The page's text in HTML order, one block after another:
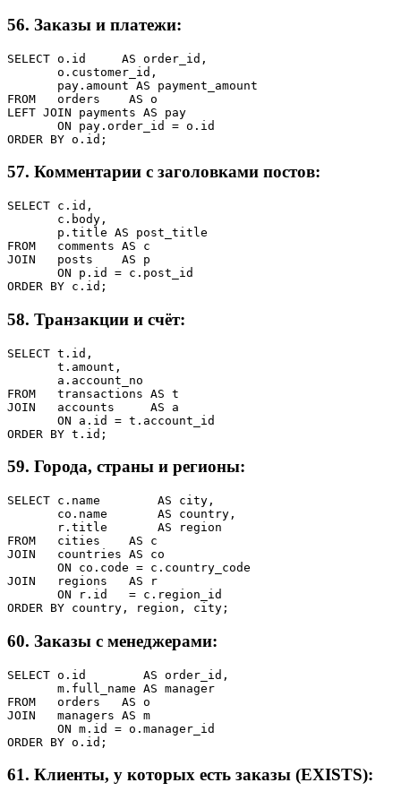
56. Заказы и платежи:
SELECT o.id     AS order_id,
       o.customer_id,
       pay.amount AS payment_amount
FROM   orders    AS o
LEFT JOIN payments AS pay
       ON pay.order_id = o.id
ORDER BY o.id;
57. Комментарии с заголовками постов:
SELECT c.id,
       c.body,
       p.title AS post_title
FROM   comments AS c
JOIN   posts    AS p
       ON p.id = c.post_id
ORDER BY c.id;
58. Транзакции и счёт:
SELECT t.id,
       t.amount,
       a.account_no
FROM   transactions AS t
JOIN   accounts     AS a
       ON a.id = t.account_id
ORDER BY t.id;
59. Города, страны и регионы:
SELECT c.name        AS city,
       co.name       AS country,
       r.title       AS region
FROM   cities    AS c
JOIN   countries AS co
       ON co.code = c.country_code
JOIN   regions   AS r
       ON r.id   = c.region_id
ORDER BY country, region, city;
60. Заказы с менеджерами:
SELECT o.id        AS order_id,
       m.full_name AS manager
FROM   orders   AS o
JOIN   managers AS m
       ON m.id = o.manager_id
ORDER BY o.id;
61. Клиенты, у которых есть заказы (EXISTS):